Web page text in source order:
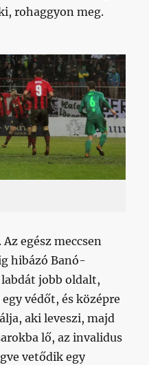
rohaggyon meg.
egész meccsen
hibázó Banó-
jobb oldalt,
védőt, és középre
aki leveszi, majd
lő, az invalidus
vetődik egy